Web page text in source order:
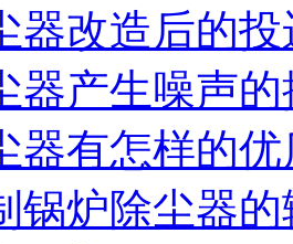
器改造后的
器产生噪声
器有怎样的
锅炉除尘器